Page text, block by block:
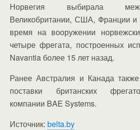
Норвегия выбирала
Великобритании, США, Франции
время на вооружении
четыре фрегата, построенных
Navantia более 15 лет назад.
Ранее Австралия и Канада
поставки британских
компании BAE Systems.
Источник: belta.by